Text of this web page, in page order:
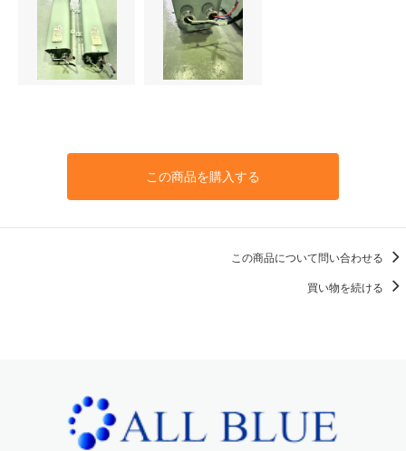
この商品を購入する
この商品について問い合わせる
買い物を続ける